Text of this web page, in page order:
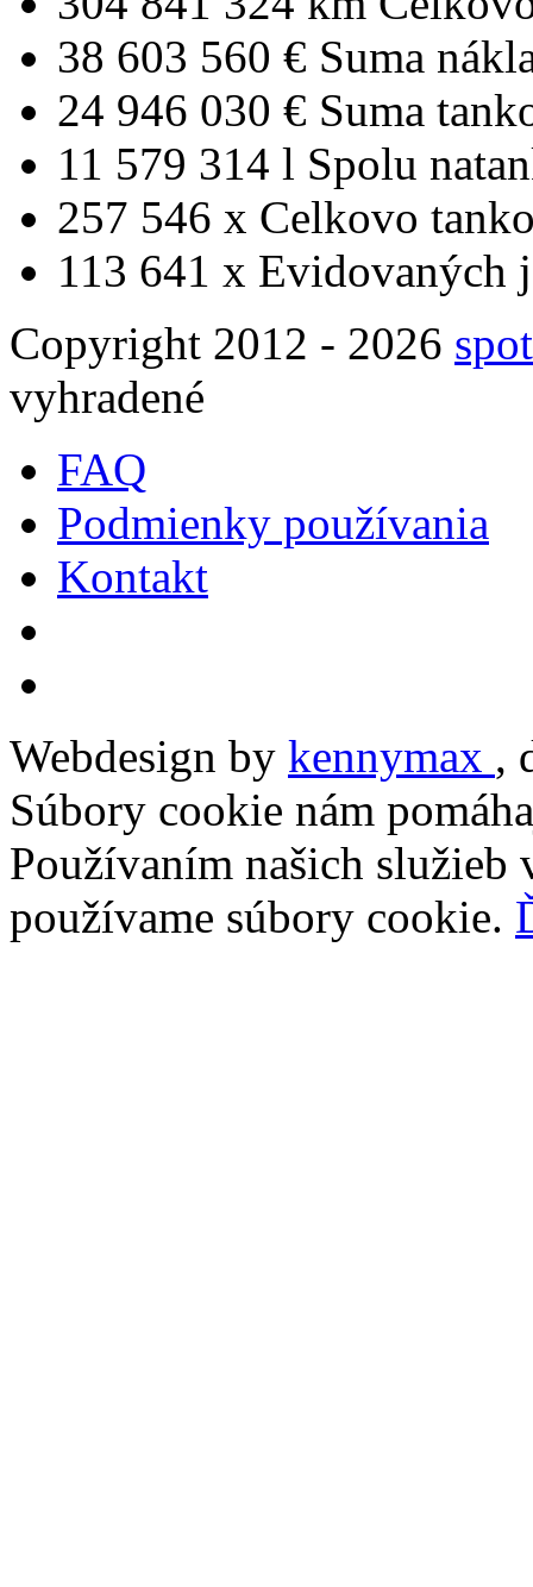
38 603 560 € Suma
24 946 030 € Suma
11 579 314 l Spolu
257 546 x Celkovo
113 641 x Evidovaných
Copyright 2012 - 2026
vyhradené
FAQ
Podmienky používania
Kontakt
Webdesign by kennymax ,
Súbory cookie nám
Používaním našich služieb
používame súbory cookie.